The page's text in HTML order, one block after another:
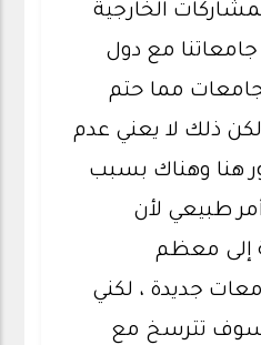
الخارجية
مع دول
مما حتم
لكن ذلك لا يعني عدم
هنا وهناك بسبب
طبيعي لأن
إلى معظم
جديدة ، لكني
سوف تترسخ مع